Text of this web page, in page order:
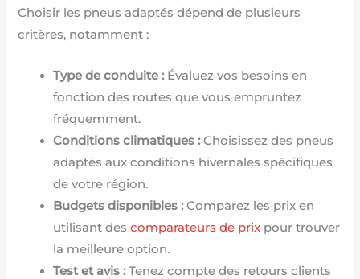
Choisir les pneus adaptés dépend de plusieurs
critères, notamment :
Type de conduite :Évaluez vos besoins en
fonction des routes que vous empruntez
fréquemment.
Conditions climatiques :Choisissez des pneus
adaptés aux conditions hivernales spécifiques
de votre région.
Budgets disponibles :Comparez les prix en
utilisant descomparateurs de prix pour trouver
la meilleure option.
Test et avis :Tenez compte des retours clients